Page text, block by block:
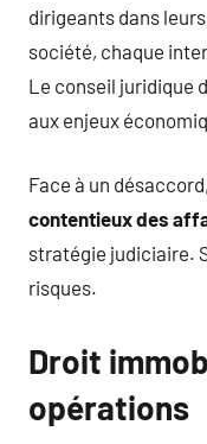
dirigeants dans
société, chaque
Le conseil juridique
aux enjeux
Face à un
contentieux des
stratégie judiciaire.
risques.
Droit
opérations